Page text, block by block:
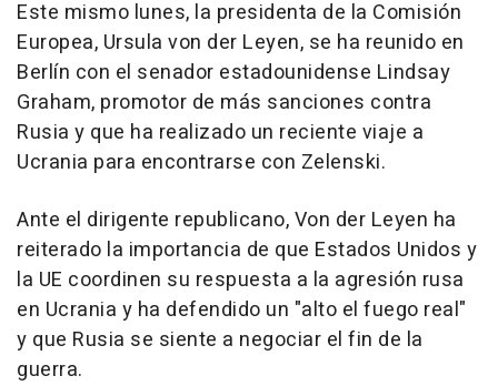
Este mismo lunes, la presidenta de la Comisión
Europea, Ursula von der Leyen, se ha reunido en
Berlín con el senador estadounidense Lindsay
Graham, promotor de más sanciones contra
Rusia y que ha realizado un reciente viaje a
Ucrania para encontrarse con Zelenski.
Ante el dirigente republicano, Von der Leyen ha
reiterado la importancia de que Estados Unidos y
la UE coordinen su respuesta a la agresión rusa
en Ucrania y ha defendido un "alto el fuego real"
y que Rusia se siente a negociar el fin de la
guerra.